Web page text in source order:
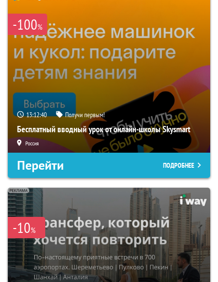
-100%
13:12:39 Получи первым!
Бесплатный вводный урок от онлайн-школы Skysmart
Россия
Перейти ПОДРОБНЕЕ
-10%